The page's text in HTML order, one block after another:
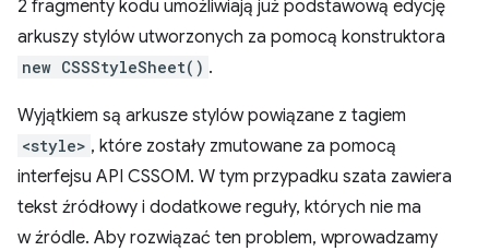
2 fragmenty kodu umożliwiają już podstawową edycję
arkuszy stylów utworzonych za pomocą konstruktora
new CSSStyleSheet() .
Wyjątkiem są arkusze stylów powiązane z tagiem
<style> , które zostały zmutowane za pomocą
interfejsu API CSSOM. W tym przypadku szata zawiera
tekst źródłowy i dodatkowe reguły, których nie ma
w źródle. Aby rozwiązać ten problem, wprowadzamy